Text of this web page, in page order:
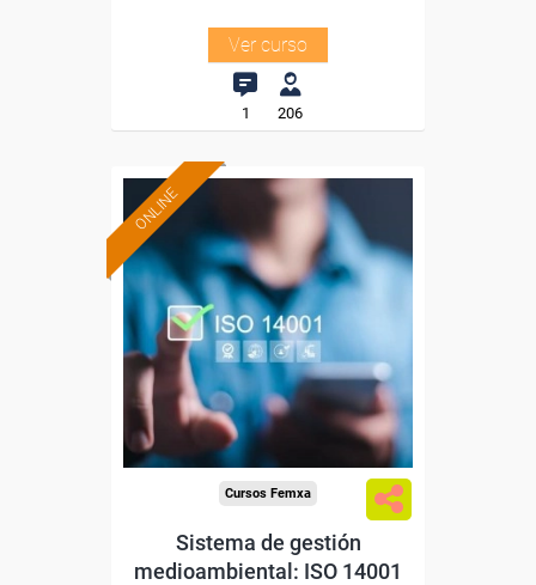
Ver curso
1 206
ONLINE
Formación 100%
subvencionada.
Para desempleados,
trabajadores y autónomos.
Sector
-Metal.
Cursos Femxa
Sistema de gestión
medioambiental: ISO 14001